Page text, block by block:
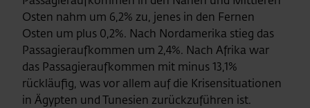
Osten nahm um 6,2% zu, jenes in den Fernen
Osten um plus 0,2%. Nach Nordamerika stieg das
Passagieraufkommen um 2,4%. Nach Afrika war
das Passagieraufkommen mit minus 13,1%
rückläufig, was vor allem auf die Krisensituationen
in Ägypten und Tunesien zurückzuführen ist.